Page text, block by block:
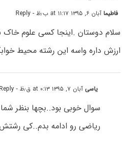
فاطیماآبان ۶, ۱۳۹۵ at ۱۱:۱۷ ب٫ظ - Reply
سلام دوستان .اینجا کسی علوم
ارزش داره واسه این رشته محیط
یاسی آبان ۷, ۱۳۹۵ at ۰:۱۳ ق٫ظ - Reply
سوال خوبی بود..بچها بنظر
ریاضی رو ادامه بدم..کی